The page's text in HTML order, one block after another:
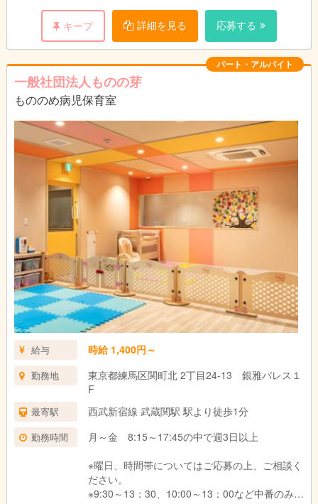
16：00～ 降園対応、病状お伝え、看護アドバ
イス
17：30 退勤
※体調不良児の有無によって内容は変わります。
キープ 詳細を見る 応募する
パート・アルバイト
一般社団法人ものの芽
もののめ病児保育室
給与 時給 1,400円～
勤務地
東京都練馬区関町北 2丁目24-13 銀雅パレス１
F
最寄駅 西武新宿線 武蔵関駅 駅より徒歩1分
勤務時間
月～金 8:15～17:45の中で週3日以上
※曜日、時間帯についてはご応募の上、ご相談く
ださい。
※9:30～13：30、10:00～13：00など中番のみの